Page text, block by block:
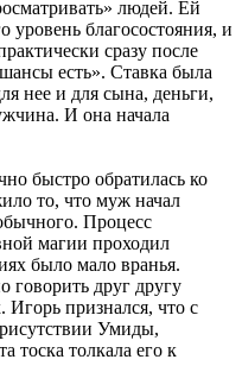
людей. Ей
уровень благосостояния, и
сразу после
есть». Ставка была
нее и для сына, деньги,
И она начала
быстро обратилась ко
то, что муж начал
Процесс
магии проходил
было мало вранья.
друг другу
Игорь признался, что с
Умиды,
тоска толкала его к